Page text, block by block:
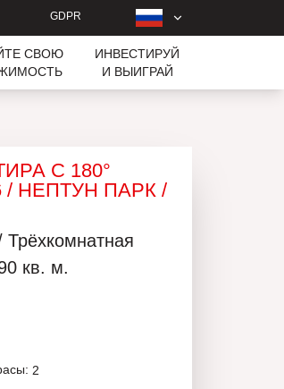
GDPR
СВОЮ
ИНВЕСТИРУЙ
И ВЫИГРАЙ
С 180°
НЕПТУН ПАРК /
кв. м.
2